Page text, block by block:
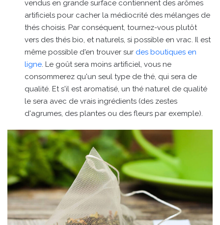
vendus en grande surface contiennent des arômes
artificiels pour cacher la médiocrité des mélanges de
thés choisis. Par conséquent, tournez-vous plutôt
vers des thés bio, et naturels, si possible en vrac. Il est
même possible d'en trouver sur des boutiques en
ligne. Le goût sera moins artificiel, vous ne
consommerez qu'un seul type de thé, qui sera de
qualité. Et s'il est aromatisé, un thé naturel de qualité
le sera avec de vrais ingrédients (des zestes
d'agrumes, des plantes ou des fleurs par exemple).